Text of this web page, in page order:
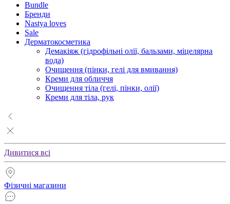
Bundle
Бренди
Nastya loves
Sale
Дерматокосметика
Демакіяж (гідрофільні олії, бальзами, міцелярна
вода)
Очищення (пінки, гелі для вмивання)
Креми для обличчя
Очищення тіла (гелі, пінки, олії)
Креми для тіла, рук
Дивитися всі
Фізичні магазини